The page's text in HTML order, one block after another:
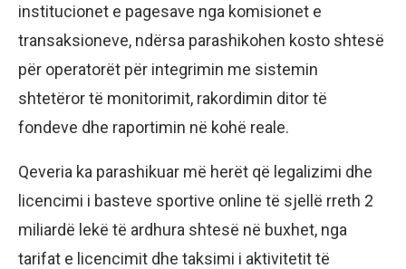
institucionet e pagesave nga komisionet e
transaksioneve, ndërsa parashikohen kosto shtesë
për operatorët për integrimin me sistemin
shtetëror të monitorimit, rakordimin ditor të
fondeve dhe raportimin në kohë reale.
Qeveria ka parashikuar më herët që legalizimi dhe
licencimi i basteve sportive online të sjellë rreth 2
miliardë lekë të ardhura shtesë në buxhet, nga
tarifat e licencimit dhe taksimi i aktivitetit të